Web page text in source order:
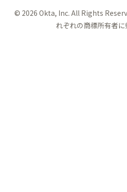
© 2026 Okta, Inc. All Rights
れぞれの商標所有者に